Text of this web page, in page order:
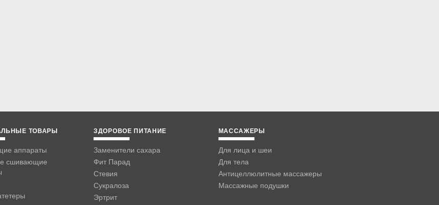
ТОВАРЫ
аппараты
сшивающие
ЗДОРОВОЕ ПИТАНИЕ
Заменители сахара
Фит Парад
Стевия
Сукралоза
Эртрит
МАССАЖЕРЫ
Для лица и шеи
Для тела
Антицеллюлитные массажеры
Массажные подушки